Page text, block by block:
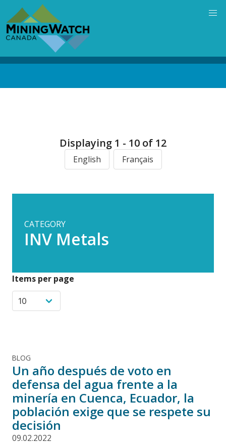
main
content
Displaying 1 - 10 of 12
English Français
CATEGORY
INV Metals
Items per page
BLOG
Un año después de voto en
defensa del agua frente a la
minería en Cuenca, Ecuador, la
población exige que se respete su
decisión
09.02.2022